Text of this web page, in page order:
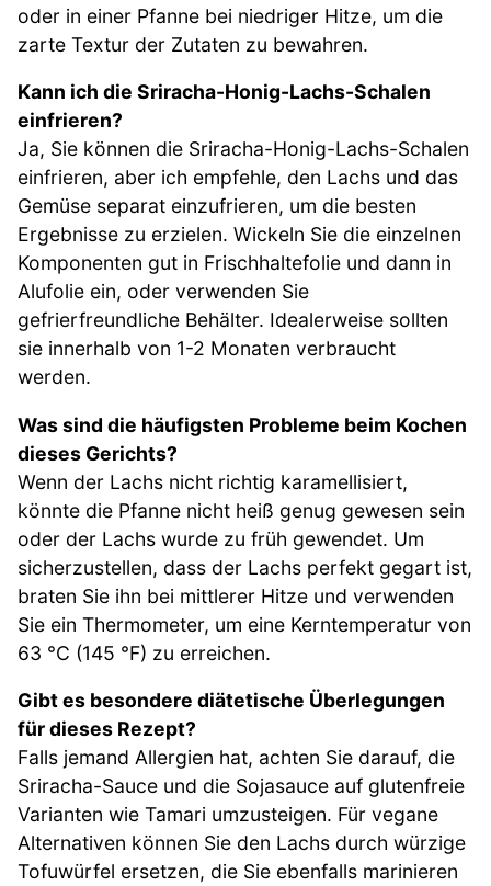
oder in einer Pfanne bei niedriger Hitze, um die
zarte Textur der Zutaten zu bewahren.
Kann ich die Sriracha-Honig-Lachs-Schalen
einfrieren?
Ja, Sie können die Sriracha-Honig-Lachs-Schalen
einfrieren, aber ich empfehle, den Lachs und das
Gemüse separat einzufrieren, um die besten
Ergebnisse zu erzielen. Wickeln Sie die einzelnen
Komponenten gut in Frischhaltefolie und dann in
Alufolie ein, oder verwenden Sie
gefrierfreundliche Behälter. Idealerweise sollten
sie innerhalb von 1-2 Monaten verbraucht
werden.
Was sind die häufigsten Probleme beim Kochen
dieses Gerichts?
Wenn der Lachs nicht richtig karamellisiert,
könnte die Pfanne nicht heiß genug gewesen sein
oder der Lachs wurde zu früh gewendet. Um
sicherzustellen, dass der Lachs perfekt gegart ist,
braten Sie ihn bei mittlerer Hitze und verwenden
Sie ein Thermometer, um eine Kerntemperatur von
63 °C (145 °F) zu erreichen.
Gibt es besondere diätetische Überlegungen
für dieses Rezept?
Falls jemand Allergien hat, achten Sie darauf, die
Sriracha-Sauce und die Sojasauce auf glutenfreie
Varianten wie Tamari umzusteigen. Für vegane
Alternativen können Sie den Lachs durch würzige
Tofuwürfel ersetzen, die Sie ebenfalls marinieren